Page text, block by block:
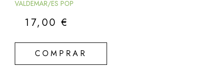
VALDEMAR/ES POP
17,00€
COMPRAR